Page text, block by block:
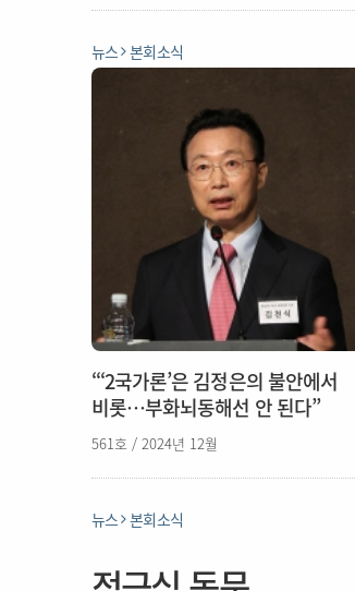
뉴스 본회소식
“‘2국가론’은 김정은의 불안에서
비롯…부화뇌동해선 안 된다”
561호 / 2024년 12월
뉴스 본회소식